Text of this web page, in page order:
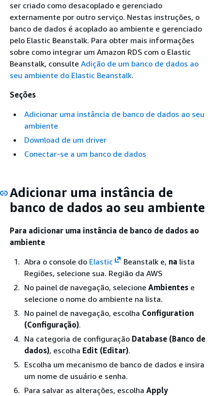
ser criado como desacoplado e gerenciado
externamente por outro serviço. Nestas instruções, o
banco de dados é acoplado ao ambiente e gerenciado
pelo Elastic Beanstalk. Para obter mais informações
sobre como integrar um Amazon RDS com o Elastic
Beanstalk, consulte Adição de um banco de dados ao
seu ambiente do Elastic Beanstalk.
Seções
Adicionar uma instância de banco de dados ao seu
ambiente
Download de um driver
Conectar-se a um banco de dados
Adicionar uma instância de
banco de dados ao seu ambiente
Para adicionar uma instância de banco de dados ao
ambiente
Abra o console do Elastic Beanstalk e, na lista
Regiões, selecione sua. Região da AWS
No painel de navegação, selecione Ambientes e
selecione o nome do ambiente na lista.
No painel de navegação, escolha Configuration
(Configuração).
Na categoria de configuração Database (Banco de
dados), escolha Edit (Editar).
Escolha um mecanismo de banco de dados e insira
um nome de usuário e senha.
Para salvar as alterações, escolha Apply